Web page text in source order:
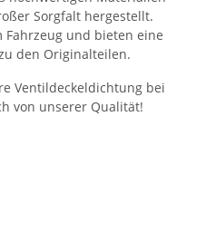
Sorgfalt hergestellt.
Fahrzeug und bieten eine
den Originalteilen.
Ventildeckeldichtung bei
von unserer Qualität!